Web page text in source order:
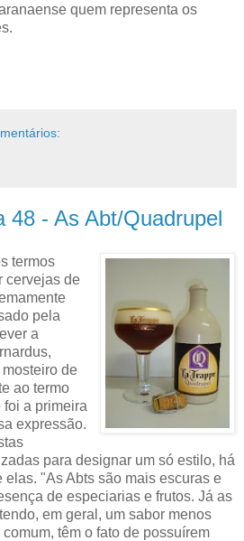
quem representa os
48 - As Abt/Quadrupel
termos
cervejas de
pela
a
de
ao termo
foi a primeira
expressão.
para designar um só estilo, há
elas. "As Abts são mais escuras e
de especiarias e frutos. Já as
em geral, um sabor menos
têm o fato de possuírem